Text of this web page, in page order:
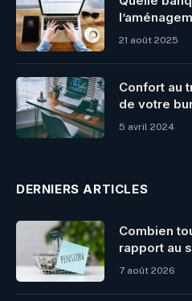
21 août 2025
Confort au
de votre
5 avril 2024
DERNIERS ARTICLES
Combien
rapport au
7 août 2026